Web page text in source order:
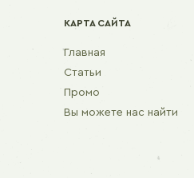
КАРТА САЙТА
Главная
Статьи
Промо
Вы можете нас найти